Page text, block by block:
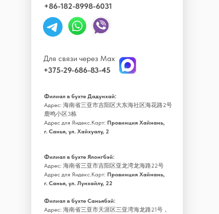
Филиал в бухте Дадунхай:
Адрес: 海南省三亚市吉阳区大东海社区海花路2号
鹿鸣小区3栋
Адрес для Яндекс.Карт: Провинция Хайнань,
г. Санья, ул. Хайхуалу, 2
Филиал в бухте Ялонгбэй:
Адрес: 海南省三亚市吉阳区亚龙湾龙海路22号
Адрес для Яндекс.Карт: Провинция Хайнань,
г. Санья, ул. Лунхайлу, 22
Филиал в бухте Саньябэй:
Адрес: 海南省三亚市天涯区三亚湾海龙路21号，
+86-182-8998-6031
Для связи через Max
+375-29-686-83-45